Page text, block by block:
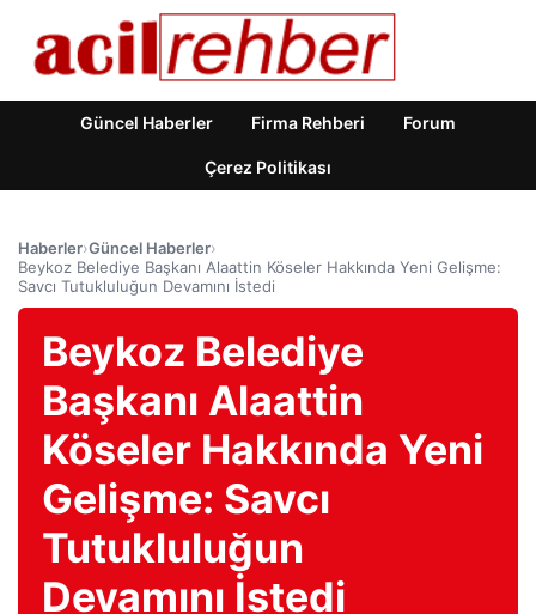
Güncel Haberler Firma Rehberi Forum
Çerez Politikası
Haberler›Güncel Haberler›
Beykoz Belediye Başkanı Alaattin Köseler Hakkında Yeni Gelişme:
Savcı Tutukluluğun Devamını İstedi
Beykoz Belediye
Başkanı Alaattin
Köseler Hakkında Yeni
Gelişme: Savcı
Tutukluluğun
Devamını İstedi